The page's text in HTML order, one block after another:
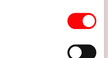
moment modifier
politique